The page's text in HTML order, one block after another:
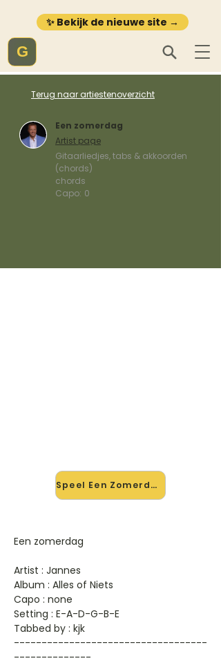
✨ Bekijk de nieuwe site →
G
Terug naar artiestenoverzicht
Een zomerdag
Artist page
Gitaarliedjes, tabs & akkoorden
(chords)
chords
Capo: 0
Speel Een Zomerdag mee →
Een zomerdag
Artist : Jannes
Album : Alles of Niets
Capo : none
Setting : E-A-D-G-B-E
Tabbed by : kjk
-----------------------------------
--------------